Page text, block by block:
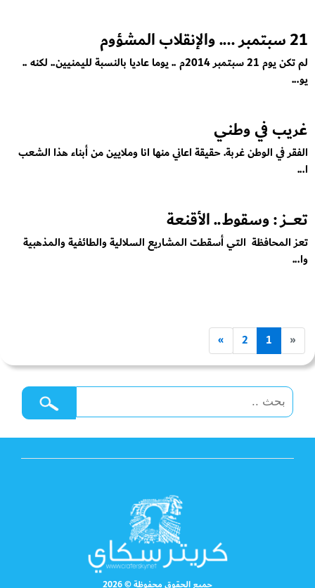
21 سبتمبر .... والإنقلاب المشؤوم
لم تكن يوم 21 سبتمبر 2014م .. يوما عاديا بالنسبة لليمنيين.. لكنه ..
يو...
غريب في وطني
الفقر في الوطن غربة. حقيقة اعاني منها انا وملايين من أبناء هذا الشعب
ا...
تعــــز : وسقوط.. الأقنعة
تعز المحافظة التي أسقطت المشاريع السلالية والطائفية والمذهبية
وا...
«
1
2
»
جميع الحقوق محفوظة © 2026